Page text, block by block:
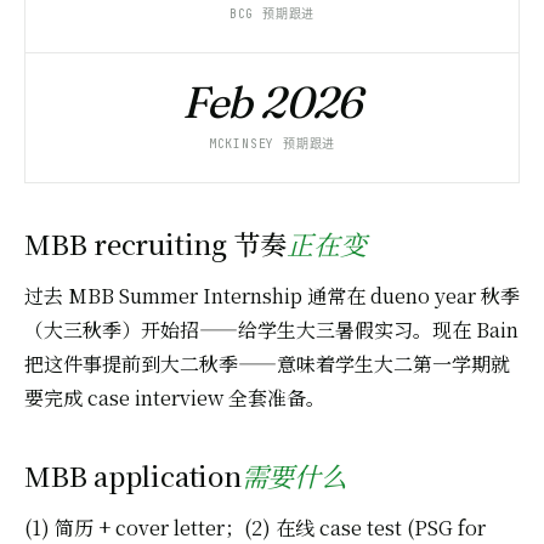
BCG 预期跟进
Feb 2026
MCKINSEY 预期跟进
MBB recruiting 节奏正在变
过去 MBB Summer Internship 通常在 dueno year 秋季
（大三秋季）开始招——给学生大三暑假实习。现在 Bain
把这件事提前到大二秋季——意味着学生大二第一学期就
要完成 case interview 全套准备。
MBB application需要什么
(1) 简历 + cover letter；(2) 在线 case test (PSG for